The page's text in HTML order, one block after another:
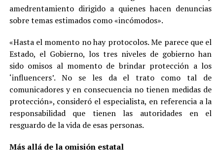
amedrentamiento dirigido a quienes hacen denuncias
sobre temas estimados como «incómodos».
«Hasta el momento no hay protocolos. Me parece que el
Estado, el Gobierno, los tres niveles de gobierno han
sido omisos al momento de brindar protección a los
‘influencers’. No se les da el trato como tal de
comunicadores y en consecuencia no tienen medidas de
protección», consideró el especialista, en referencia a la
responsabilidad que tienen las autoridades en el
resguardo de la vida de esas personas.
Más allá de la omisión estatal